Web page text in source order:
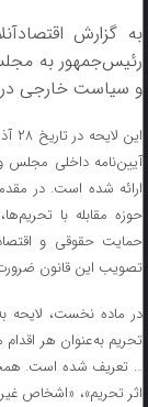
به گزارش
رئیس‌جمهور به
و سیاست خارجی
آیین‌نامه داخلی مجلس
ارائه شده است. در
حوزه مقابله با
حمایت حقوقی و
تصویب این قانون ضرورت
در ماده نخست، لایحه
تحریم به‌عنوان هر
… تعریف شده است.
اثر تحریم»، «اشخاص